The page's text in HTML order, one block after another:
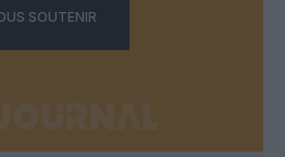
SOUTENIR